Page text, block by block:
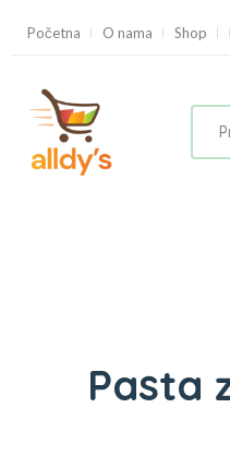
Početna O nama Shop
Pasta